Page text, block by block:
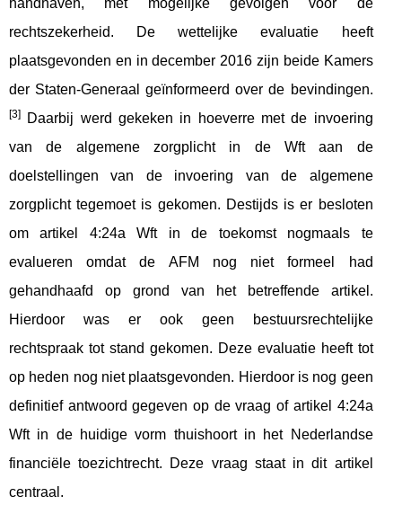
handhaven, met mogelijke gevolgen voor de
rechtszekerheid. De wettelijke evaluatie heeft
plaatsgevonden en in december 2016 zijn beide Kamers
der Staten-Generaal geïnformeerd over de bevindingen.
[3]
Daarbij werd gekeken in hoeverre met de invoering
van de algemene zorgplicht in de Wft aan de
doelstellingen van de invoering van de algemene
zorgplicht tegemoet is gekomen. Destijds is er besloten
om artikel 4:24a Wft in de toekomst nogmaals te
evalueren omdat de AFM nog niet formeel had
gehandhaafd op grond van het betreffende artikel.
Hierdoor was er ook geen bestuursrechtelijke
rechtspraak tot stand gekomen. Deze evaluatie heeft tot
op heden nog niet plaatsgevonden. Hierdoor is nog geen
definitief antwoord gegeven op de vraag of artikel 4:24a
Wft in de huidige vorm thuishoort in het Nederlandse
financiële toezichtrecht. Deze vraag staat in dit artikel
centraal.